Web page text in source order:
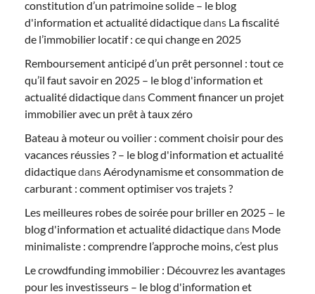
constitution d’un patrimoine solide – le blog
d'information et actualité didactiquedans La fiscalité
de l’immobilier locatif : ce qui change en 2025
Remboursement anticipé d’un prêt personnel : tout ce
qu’il faut savoir en 2025 – le blog d'information et
actualité didactiquedansComment financer un projet
immobilier avec un prêt à taux zéro
Bateau à moteur ou voilier : comment choisir pour des
vacances réussies ? – le blog d'information et actualité
didactiquedans Aérodynamisme et consommation de
carburant : comment optimiser vos trajets ?
Les meilleures robes de soirée pour briller en 2025 – le
blog d'information et actualité didactiquedans Mode
minimaliste : comprendre l’approche moins, c’est plus
Le crowdfunding immobilier : Découvrez les avantages
pour les investisseurs – le blog d'information et